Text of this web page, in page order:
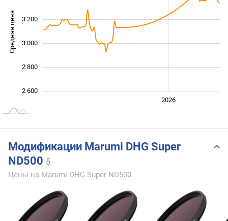
Средняя цена
2 600
2 800
3 000
3 200
2026
Модификации Marumi DHG Super
ND500 5
Цены на Marumi DHG Super ND500